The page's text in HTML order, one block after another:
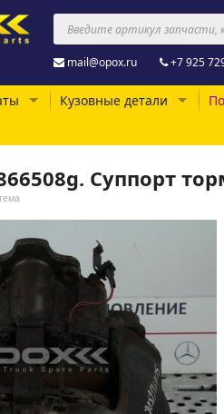
mail@opox.ru +7 925
Кузовные детали
Суппорт